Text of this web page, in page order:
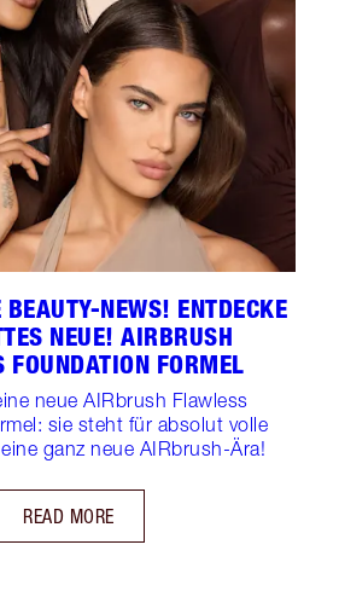
NEWS! ENTDECKE
NEUE! AIRBRUSH
FOUNDATION FORMEL
neue AIRbrush Flawless
sie steht für absolut volle
ganz neue AIRbrush-Ära!
READ MORE